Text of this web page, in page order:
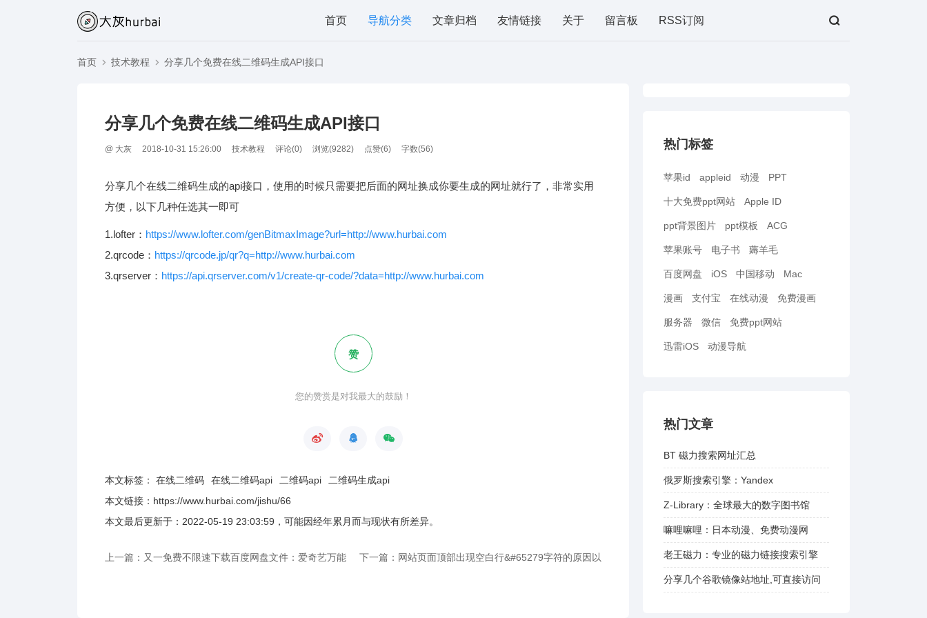
首页 导航分类 文章归档 友情链接 关于 留言板 RSS订阅
首页 技术教程 分享几个免费在线二维码生成API接口
分享几个免费在线二维码生成API接口
@ 大灰 2018-10-31 15:26:00 技术教程 评论(0) 浏览(9282) 点赞(6) 字数(56)
分享几个在线二维码生成的api接口，使用的时候只需要把后面的网址换成你要生成的网址就行了，非常实用
方便，以下几种任选其一即可
1.lofter： https://www.lofter.com/genBitmaxImage?url=http://www.hurbai.com
2.qrcode： https://qrcode.jp/qr?q=http://www.hurbai.com
3.qrserver： https://api.qrserver.com/v1/create-qr-code/?data=http://www.hurbai.com
赞
您的赞赏是对我最大的鼓励！
本文标签： 在线二维码 在线二维码api 二维码api
二维码生成api
本文链接： https://www.hurbai.com/jishu/66
本文最后更新于： 2022-05-19 23:03:59 ，可能因经年累月而与现状有所差异。
上一篇：又一免费不限速下载百度网盘文件：爱奇艺万能 下一篇：网站页面顶部出现空白行& #65279字符的原因以
热门标签
苹果id appleid 动漫 PPT
十大免费ppt网站 Apple ID
ppt背景图片 ppt模板 ACG
苹果账号 电子书 薅羊毛
百度网盘 iOS 中国移动 Mac
漫画 支付宝 在线动漫 免费漫画
服务器 微信 免费ppt网站
迅雷iOS 动漫导航
热门文章
BT 磁力搜索网址汇总
俄罗斯搜索引擎：Yandex
Z-Library：全球最大的数字图书馆
嘛哩嘛哩：日本动漫、免费动漫网
老王磁力：专业的磁力链接搜索引擎
分享几个谷歌镜像站地址,可直接访问